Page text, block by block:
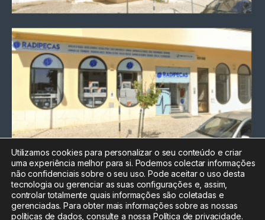
Chamada para a rede fixa
nacional
Electrónica:212
588 047
Utilizamos cookies para personalizar o seu conteúdo e criar
uma experiência melhor para si. Podemos colectar informações
não confidenciais sobre o seu uso. Pode aceitar o uso desta
tecnologia ou gerenciar as suas configurações e, assim,
controlar totalmente quais informações são coletadas e
gerenciadas. Para obter mais informações sobre as nossas
políticas de dados, consulte a nossa Política de privacidade.